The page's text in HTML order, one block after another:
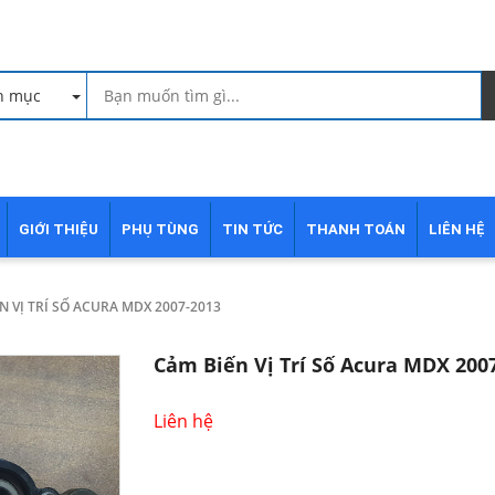
mục
GIỚI THIỆU PHỤ TÙNG TIN TỨC THANH TOÁN LIÊN HỆ
VỊ TRÍ SỐ ACURA MDX 2007-2013
Cảm Biến Vị Trí Số Acura MDX
Liên hệ